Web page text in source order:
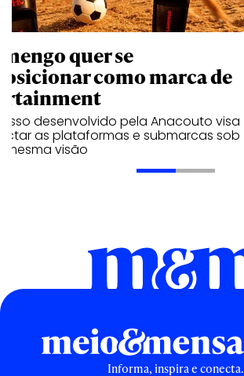
quer se
como marca de
desenvolvido pela Anacouto visa
as plataformas e submarcas sob
mesma visão
Informa, inspira e conecta.